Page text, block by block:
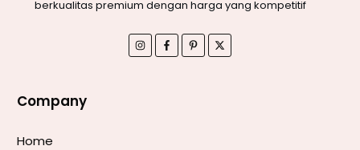
berkualitas premium dengan harga yang kompetitif
Company
Home